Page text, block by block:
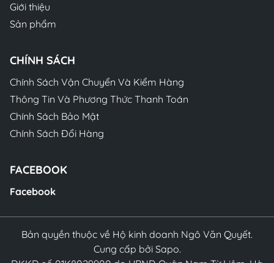
Giới thiệu
Sản phẩm
CHÍNH SÁCH
Chính Sách Vận Chuyển Và Kiểm Hàng
Thông Tin Và Phương Thức Thanh Toán
Chính Sách Bảo Mật
Chính Sách Đổi Hàng
FACEBOOK
Facebook
Bản quyền thuộc về Hộ kinh doanh Ngô Văn Quyết.
Cung cấp bởi Sapo.